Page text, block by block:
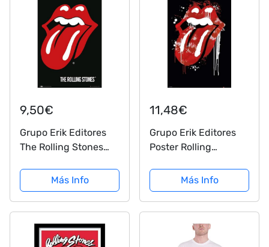
9,50€
Grupo Erik Editores
The Rolling Stones
Más Info
11,48€
Grupo Erik Editores
Poster Rolling
Más Info